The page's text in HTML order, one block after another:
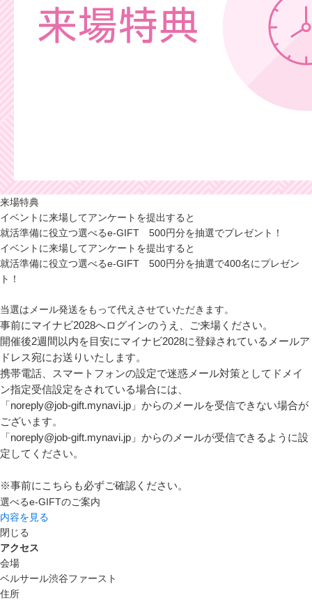
来場特典
イベントに来場してアンケートを提出すると
就活準備に役立つ選べるe-GIFT 500円分を抽選でプレゼント！
イベントに来場してアンケートを提出すると
就活準備に役立つ選べるe-GIFT 500円分を抽選で400名にプレゼン
ト！
当選はメール発送をもって代えさせていただきます。
事前にマイナビ2028へログインのうえ、ご来場ください。
開催後2週間以内を目安にマイナビ2028に登録されているメールア
ドレス宛にお送りいたします。
携帯電話、スマートフォンの設定で迷惑メール対策としてドメイ
ン指定受信設定をされている場合には、
「noreply@job-gift.mynavi.jp」からのメールを受信できない場合が
ございます。
「noreply@job-gift.mynavi.jp」からのメールが受信できるように設
定してください。
※事前にこちらも必ずご確認ください。
選べるe-GIFTのご案内
内容を見る
閉じる
アクセス
会場
ベルサール渋谷ファースト
住所